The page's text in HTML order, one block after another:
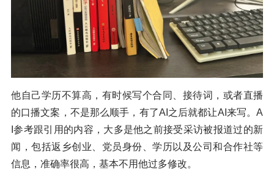
他自己学历不算高，有时候写个合同、接待词，或者直播
的口播文案，不是那么顺手，有了AI之后就都让AI来写。A
I参考跟引用的内容，大多是他之前接受采访被报道过的新
闻，包括返乡创业、党员身份、学历以及公司和合作社等
信息，准确率很高，基本不用他过多修改。